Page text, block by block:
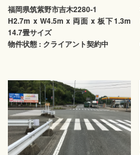
福岡県筑紫野市吉木2280-1
H2.7m x W4.5m x 両面 x 板下1.3m
14.7畳サイズ
物件状態 : クライアント契約中